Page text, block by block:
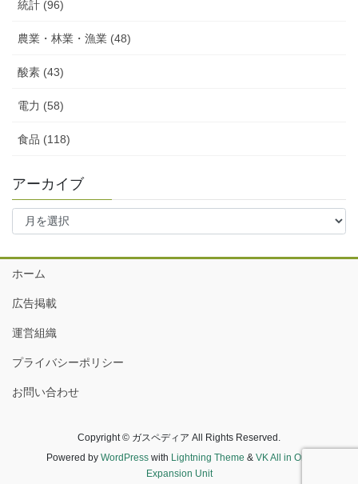
統計 (96)
農業・林業・漁業 (48)
酸素 (43)
電力 (58)
食品 (118)
アーカイブ
ア
イ
ブ
ホーム
広告掲載
運営組織
プライバシーポリシー
お問い合わせ
Copyright © ガスペディア All Rights Reserved.
Powered by WordPresswith Lightning Theme & VK All in One
Expansion Unit